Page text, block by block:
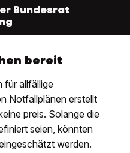
Bundesrat
bereit
für allfällige
Notfallplänen erstellt
preis. Solange die
seien, könnten
werden.